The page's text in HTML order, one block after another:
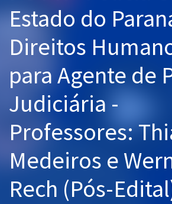
Pós
Graduação
OAB
Mentorias
Questões grátis
Aprovados
Estado do
Direitos
para Agente de
Judiciária -
Professores:
Medeiros e
Rech (Pós-